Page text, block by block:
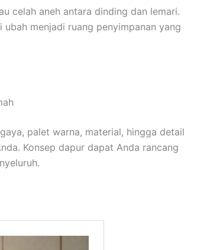
celah aneh antara dinding dan lemari.
menjadi ruang penyimpanan yang
palet warna, material, hingga detail
Konsep dapur dapat Anda rancang